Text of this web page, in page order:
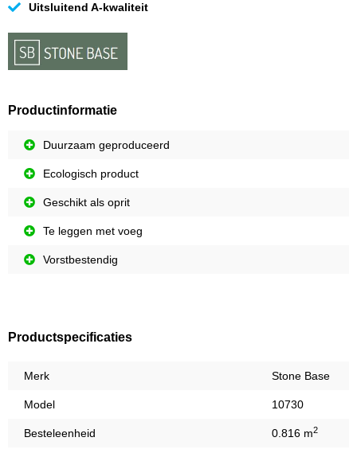
Uitsluitend A-kwaliteit
Productinformatie
Duurzaam geproduceerd
Ecologisch product
Geschikt als oprit
Te leggen met voeg
Vorstbestendig
Productspecificaties
Merk Stone Base
Model 10730
Besteleenheid 0.816 m2